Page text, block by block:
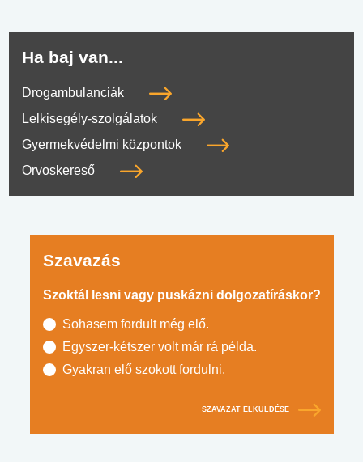
Ha baj van...
Drogambulanciák
Lelkisegély-szolgálatok
Gyermekvédelmi központok
Orvoskereső
Szavazás
Szoktál lesni vagy puskázni dolgozatíráskor?
Sohasem fordult még elő.
Egyszer-kétszer volt már rá példa.
Gyakran elő szokott fordulni.
SZAVAZAT ELKÜLDÉSE